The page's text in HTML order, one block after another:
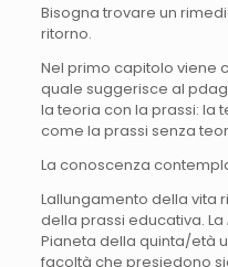
Bisogna trovare un
ritorno.
Nel primo capitolo viene
quale suggerisce al
la teoria con la prassi: la
come la prassi senza
La conoscenza
Lallungamento della vita
della prassi educativa. La
Pianeta della quinta/età
facoltà che presiedono